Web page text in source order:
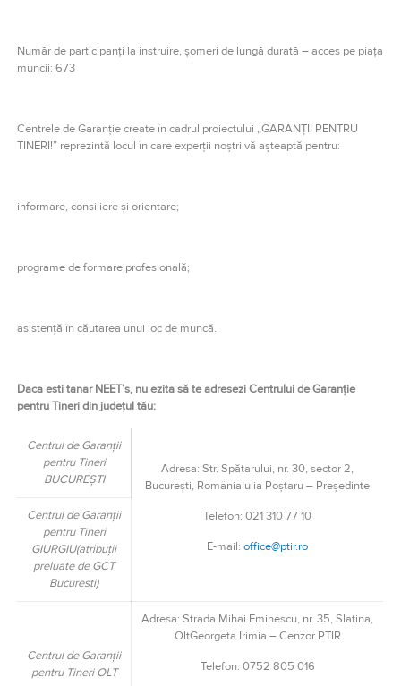
Număr de participanţi la instruire, şomeri de lungă durată – acces pe piaţa
muncii: 673
Centrele de Garanție create în cadrul proiectului „GARANȚII PENTRU
TINERI!” reprezintă locul în care experții noștri vă așteaptă pentru:
informare, consiliere și orientare;
programe de formare profesională;
asistență în căutarea unui loc de muncă.
Daca esti tanar NEET’s, nu ezita să te adresezi Centrului de Garanție
pentru Tineri din județul tău:
Centrul de Garanții
pentru Tineri
BUCUREȘTI
Adresa: Str. Spătarului, nr. 30, sector 2,
București, RomâniaIulia Poștaru – Președinte
Telefon: 021 310 77 10
E-mail:office@ptir.ro
Centrul de Garanții
pentru Tineri
GIURGIU(atribuții
preluate de GCT
Bucuresti)
Centrul de Garanții
pentru Tineri OLT
Adresa: Strada Mihai Eminescu, nr. 35, Slatina,
OltGeorgeta Irimia – Cenzor PTIR
Telefon: 0752 805 016